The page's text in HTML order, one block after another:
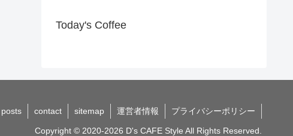
Today's Coffee
contact sitemap 運営者情報 プライバシーポリシー
Copyright © 2020-2026 D's CAFE Style All Rights Reserved.